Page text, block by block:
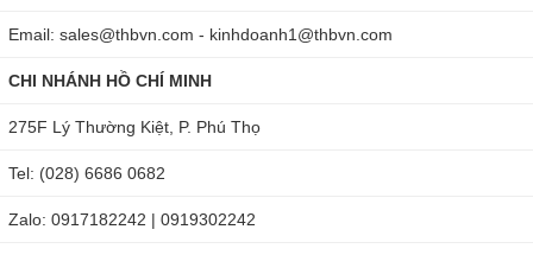
Email: sales@thbvn.com - kinhdoanh1@thbvn.com
CHI NHÁNH HỒ CHÍ MINH
275F Lý Thường Kiệt, P. Phú Thọ
Tel: (028) 6686 0682
Zalo: 0917182242 | 0919302242